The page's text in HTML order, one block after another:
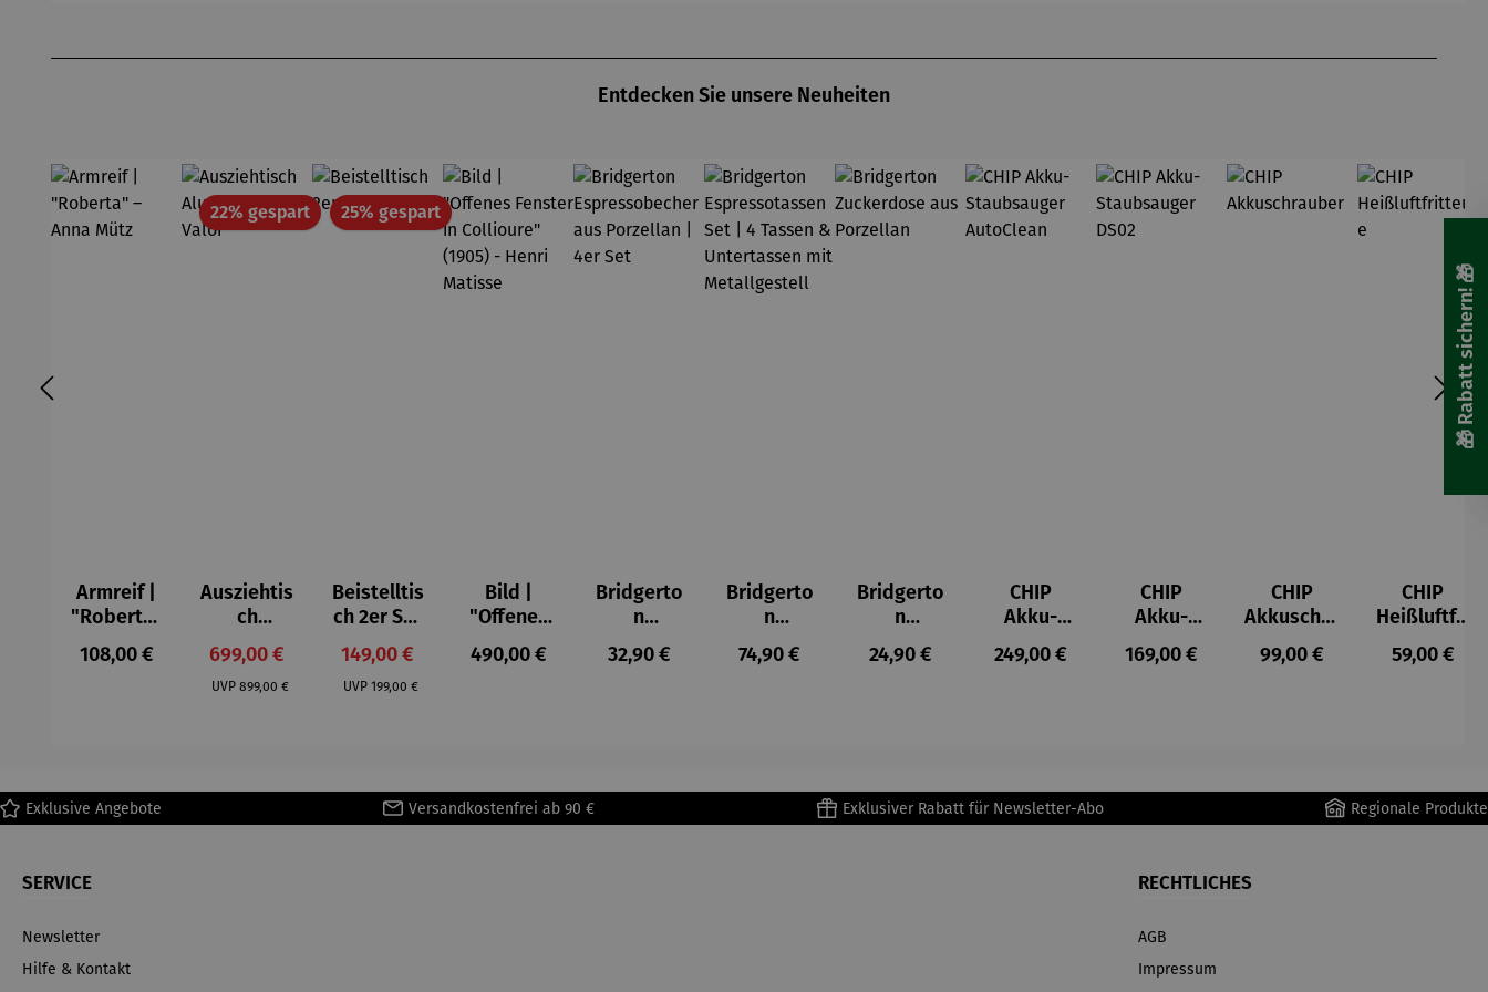
Entdecken Sie unsere Neuheiten
Armreif |
"Roberta"
– Anna
Mütz
Regulärer Preis:
108,00 €
22% gespartRabatt
Ausziehtis
ch
Aluminium
– Valor
Verkaufspreis:
699,00 €
UVP Regulärer Preis:
899,00 €
25% gespartRabatt
Beistelltis
ch 2er Set
– Dalias
Verkaufspreis:
149,00 €
UVP Regulärer Preis:
199,00 €
Bild |
"Offenes
Fenster in
Collioure"
Regulärer Preis:
490,00 €
Bridgerto
n
Espresso
becher
Regulärer Preis:
32,90 €
Bridgerto
n
Espressot
assen Set
Metallges
Regulärer Preis:
74,90 €
Bridgerto
n
Zuckerdo
se aus
Regulärer Preis:
24,90 €
CHIP
Akku-
Staubsau
ger
Regulärer Preis:
249,00 €
CHIP
Akku-
Staubsau
ger DS02
Regulärer Preis:
169,00 €
CHIP
Akkuschra
uber
Regulärer Preis:
99,00 €
CHIP
Heißluftfri
tteuse
Regulärer
59,00 €
Exklusive Angebote Versandkostenfrei ab 90 € Exklusiver Rabatt für Newsletter-Abo Regionale Produkte
SERVICE
Newsletter
Hilfe & Kontakt
RECHTLICHES
AGB
Impressum
🎁 Rabatt sichern! 🎁